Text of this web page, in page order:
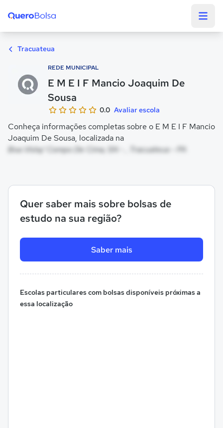
Tracuateua
REDE MUNICIPAL
E M E I F Mancio Joaquim De
Sousa
0.0 Avaliar escola
Conheça informações completas sobre o E M E I F Mancio
Joaquim De Sousa, localizada na
Boa Vista/ Compo De Cima, SN - , Tracuateua - PA
Quer saber mais sobre bolsas de
estudo na sua região?
Saber mais
Escolas particulares com bolsas disponíveis próximas a
essa localização